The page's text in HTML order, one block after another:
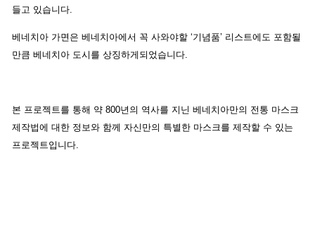
들고 있습니다.
베네치아 가면은 베네치아에서 꼭 사와야할 ‘기념품’ 리스트에도 포함될
만큼 베네치아 도시를 상징하게되었습니다.
본 프로젝트를 통해 약 800년의 역사를 지닌 베네치아만의 전통 마스크
제작법에 대한 정보와 함께 자신만의 특별한 마스크를 제작할 수 있는
프로젝트입니다.